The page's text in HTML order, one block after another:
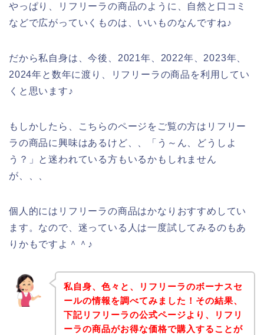
やっぱり、リフリーラの商品のように、自然と口コミ
などで広がっていくものは、いいものなんですね♪
だから私自身は、今後、2021年、2022年、2023年、
2024年と数年に渡り、リフリーラの商品を利用してい
くと思います♪
もしかしたら、こちらのページをご覧の方はリフリー
ラの商品に興味はあるけど、、「う～ん、どうしよ
う？」と迷われている方もいるかもしれません
が、、、
個人的にはリフリーラの商品はかなりおすすめしてい
ます。なので、迷っている人は一度試してみるのもあ
りかもですよ＾＾♪
私自身、色々と、リフリーラのボーナスセ
ールの情報を調べてみました！その結果、
下記リフリーラの公式ページより、リフリ
ーラの商品がお得な価格で購入することが